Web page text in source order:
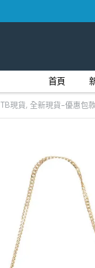
首頁
TB現貨, 全新現貨-優惠包